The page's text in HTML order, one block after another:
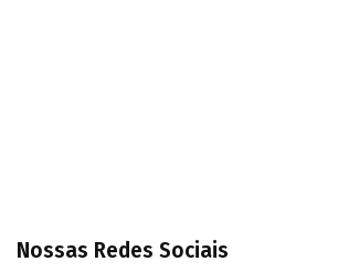
Nossas Redes Sociais